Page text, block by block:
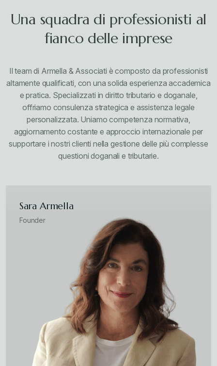
Una squadra di professionisti al
fianco delle imprese
Il team di Armella & Associati è composto da professionisti
altamente qualificati, con una solida esperienza accademica
e pratica. Specializzati in diritto tributario e doganale,
offriamo consulenza strategica e assistenza legale
personalizzata. Uniamo competenza normativa,
aggiornamento costante e approccio internazionale per
supportare i nostri clienti nella gestione delle più complesse
questioni doganali e tributarie.
Sara Armella
Founder